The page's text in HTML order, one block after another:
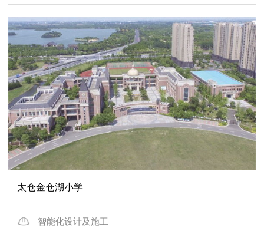
太仓金仓湖小学
智能化设计及施工